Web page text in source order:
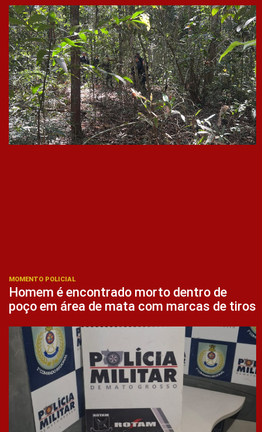
MOMENTO POLICIAL
Homem é encontrado morto dentro de
poço em área de mata com marcas de tiros